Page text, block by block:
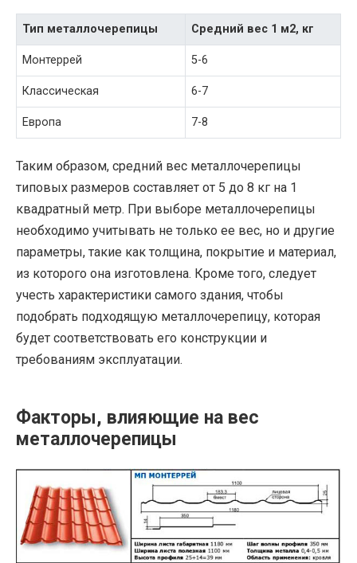
Тип металлочерепицы Средний вес 1 м2, кг
Монтеррей 5-6
Классическая 6-7
Европа 7-8
Таким образом, средний вес металлочерепицы
типовых размеров составляет от 5 до 8 кг на 1
квадратный метр. При выборе металлочерепицы
необходимо учитывать не только ее вес, но и другие
параметры, такие как толщина, покрытие и материал,
из которого она изготовлена. Кроме того, следует
учесть характеристики самого здания, чтобы
подобрать подходящую металлочерепицу, которая
будет соответствовать его конструкции и
требованиям эксплуатации.
Факторы, влияющие на вес
металлочерепицы